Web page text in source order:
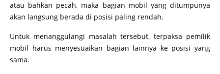
atau bahkan pecah, maka bagian mobil yang ditumpunya
akan langsung berada di posisi paling rendah.
Untuk menanggulangi masalah tersebut, terpaksa pemilik
mobil harus menyesuaikan bagian lainnya ke posisi yang
sama.